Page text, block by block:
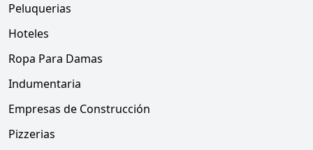
Peluquerias
Hoteles
Ropa Para Damas
Indumentaria
Empresas de Construcción
Pizzerias